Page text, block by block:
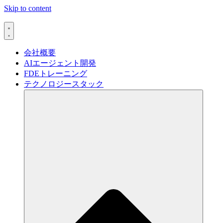
Skip to content
会社概要
AIエージェント開発
FDEトレーニング
テクノロジースタック